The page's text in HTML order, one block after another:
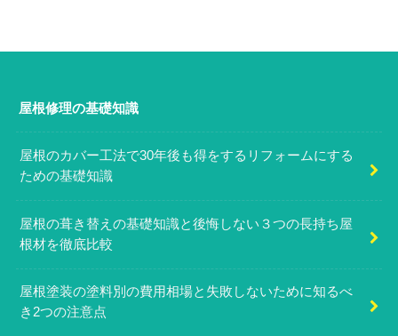
屋根修理の基礎知識
屋根のカバー工法で30年後も得をするリフォームにする
ための基礎知識
屋根の葺き替えの基礎知識と後悔しない３つの長持ち屋
根材を徹底比較
屋根塗装の塗料別の費用相場と失敗しないために知るべ
き2つの注意点